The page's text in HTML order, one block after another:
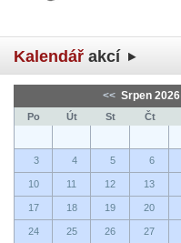
Kalendář akcí
<< Srpen 2026
Po Út St Čt
3 4 5 6
10 11 12 13
17 18 19 20
24 25 26 27